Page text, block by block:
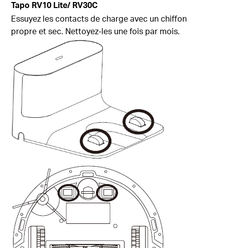
Tapo RV10 Lite/ RV30C
Essuyez les contacts de charge avec un chiffon
propre et sec. Nettoyez-les une fois par mois.